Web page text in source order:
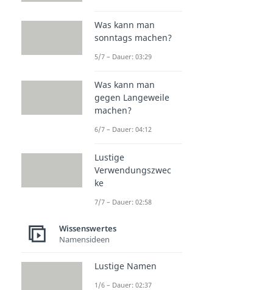
Was kann man
sonntags machen?
5/7 – Dauer: 03:29
Was kann man
gegen Langeweile
machen?
6/7 – Dauer: 04:12
Lustige
Verwendungszwec
ke
7/7 – Dauer: 02:58
Wissenswertes
Namensideen
Lustige Namen
1/6 – Dauer: 02:37